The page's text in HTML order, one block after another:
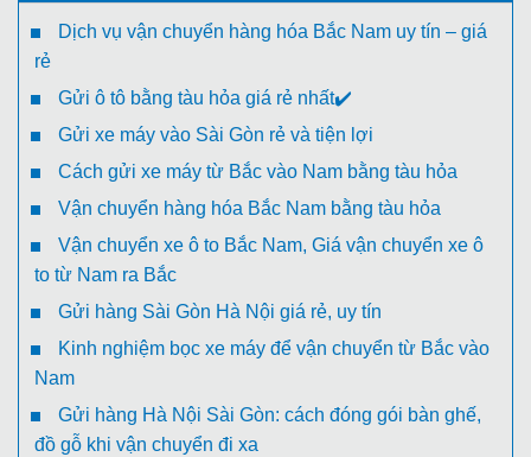
Dịch vụ vận chuyển hàng hóa Bắc Nam uy tín – giá
rẻ
Gửi ô tô bằng tàu hỏa giá rẻ nhất✔️
Gửi xe máy vào Sài Gòn rẻ và tiện lợi
Cách gửi xe máy từ Bắc vào Nam bằng tàu hỏa
Vận chuyển hàng hóa Bắc Nam bằng tàu hỏa
Vận chuyển xe ô to Bắc Nam, Giá vận chuyển xe ô
to từ Nam ra Bắc
Gửi hàng Sài Gòn Hà Nội giá rẻ, uy tín
Kinh nghiệm bọc xe máy để vận chuyển từ Bắc vào
Nam
Gửi hàng Hà Nội Sài Gòn: cách đóng gói bàn ghế,
đồ gỗ khi vận chuyển đi xa